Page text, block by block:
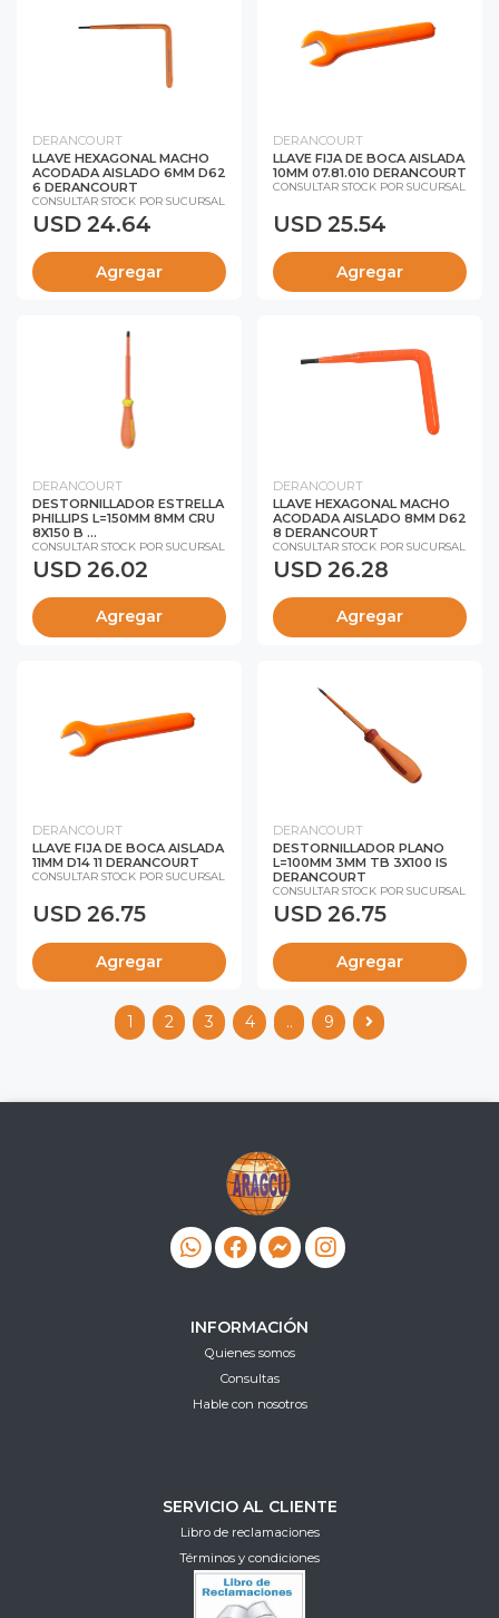
DERANCOURT
LLAVE HEXAGONAL MACHO
ACODADA AISLADO 6MM D62
6 DERANCOURT
CONSULTAR STOCK POR SUCURSAL
USD 24.64
Agregar
DERANCOURT
LLAVE FIJA DE BOCA AISLADA
10MM 07.81.010 DERANCOURT
CONSULTAR STOCK POR SUCURSAL
USD 25.54
Agregar
DERANCOURT
DESTORNILLADOR ESTRELLA
PHILLIPS L=150MM 8MM CRU
8X150 B ...
CONSULTAR STOCK POR SUCURSAL
USD 26.02
Agregar
DERANCOURT
LLAVE HEXAGONAL MACHO
ACODADA AISLADO 8MM D62
8 DERANCOURT
CONSULTAR STOCK POR SUCURSAL
USD 26.28
Agregar
DERANCOURT
LLAVE FIJA DE BOCA AISLADA
11MM D14 11 DERANCOURT
CONSULTAR STOCK POR SUCURSAL
USD 26.75
Agregar
DERANCOURT
DESTORNILLADOR PLANO
L=100MM 3MM TB 3X100 IS
DERANCOURT
CONSULTAR STOCK POR SUCURSAL
USD 26.75
Agregar
1 2 3 4 .. 9
INFORMACIÓN
Quienes somos
Consultas
Hable con nosotros
SERVICIO AL CLIENTE
Libro de reclamaciones
Términos y condiciones